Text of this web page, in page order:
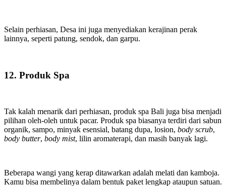
Selain perhiasan, Desa ini juga menyediakan kerajinan perak
lainnya, seperti patung, sendok, dan garpu.
12. Produk Spa
Tak kalah menarik dari perhiasan, produk spa Bali juga bisa menjadi
pilihan oleh-oleh untuk pacar. Produk spa biasanya terdiri dari sabun
organik, sampo, minyak esensial, batang dupa, losion, body scrub,
body butter, body mist, lilin aromaterapi, dan masih banyak lagi.
Beberapa wangi yang kerap ditawarkan adalah melati dan kamboja.
Kamu bisa membelinya dalam bentuk paket lengkap ataupun satuan.